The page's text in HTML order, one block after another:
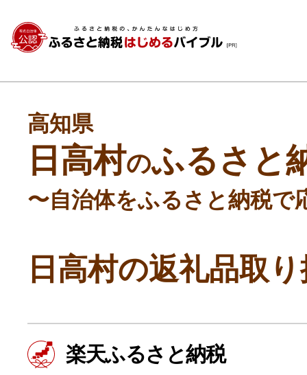
高知県
日高村のふるさと
〜自治体をふるさと納税で
日高村の返礼品取
楽天ふるさと納税